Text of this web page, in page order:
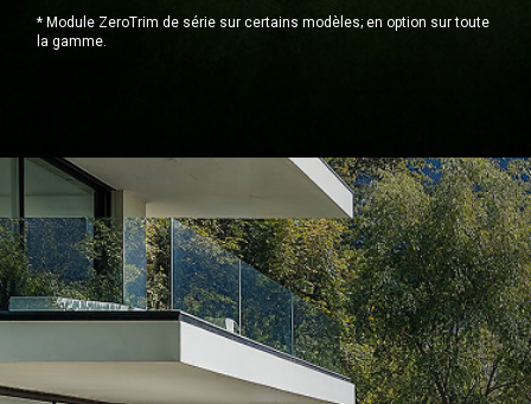
* Module ZeroTrim de série sur certains modèles; en option sur toute
la gamme.